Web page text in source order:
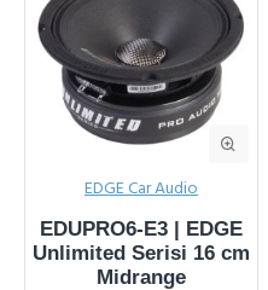
EDGE Car Audio
EDUPRO6-E3 | EDGE
Unlimited Serisi 16 cm
Midrange